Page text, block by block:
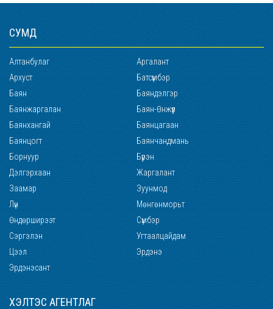
СУМД
Алтанбулаг
Аргалант
Архуст
Батсүмбэр
Баян
Баяндэлгэр
Баянжаргалан
Баян-Өнжүүл
Баянхангай
Баянцагаан
Баянцогт
Баянчандмань
Борнуур
Бүрэн
Дэлгэрхаан
Жаргалант
Заамар
Зуунмод
Лүн
Мөнгөнморьт
Өндөрширээт
Сүмбэр
Сэргэлэн
Угтаалцайдам
Цээл
Эрдэнэ
Эрдэнэсант
ХЭЛТЭС АГЕНТЛАГ